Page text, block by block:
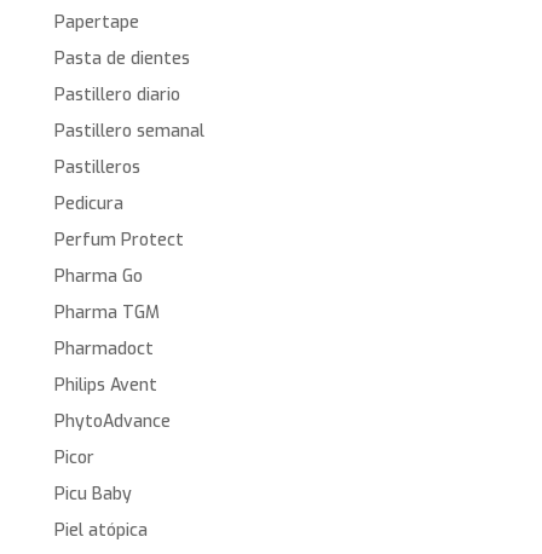
Papertape
Pasta de dientes
Pastillero diario
Pastillero semanal
Pastilleros
Pedicura
Perfum Protect
Pharma Go
Pharma TGM
Pharmadoct
Philips Avent
PhytoAdvance
Picor
Picu Baby
Piel atópica